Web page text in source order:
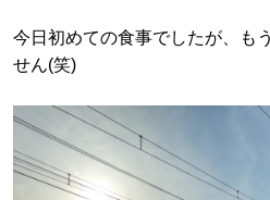
今日初めての食事でしたが、も
せん(笑)